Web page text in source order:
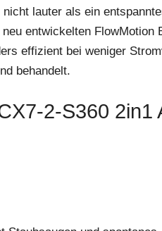
lauter als ein
entwickelten FlowMotion
effizient bei weniger
behandelt.
2-S360 2in1